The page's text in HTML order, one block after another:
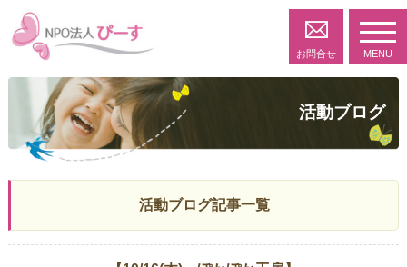
お問合せ MENU
活動ブログ
活動ブログ記事一覧